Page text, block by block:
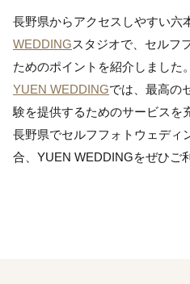
長野県からアクセスしやすい六
WEDDINGスタジオで、セルフ
ためのポイントを紹介しました。
YUEN WEDDINGでは、最高の
験を提供するためのサービスを
長野県でセルフフォトウェディ
合、YUEN WEDDINGをぜひご